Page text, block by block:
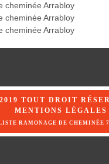
cheminée Arrabloy
cheminée Arrabloy
cheminée Arrabloy
TOUT DROIT
MENTIONS LÉGALES
RAMONAGE DE CHEMINÉE